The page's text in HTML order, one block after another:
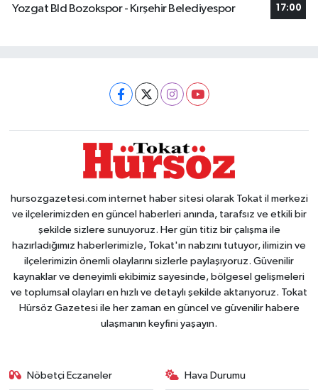
Yozgat Bld Bozokspor - Kırşehir Belediyespor 17:00
hursozgazetesi.com internet haber sitesi olarak Tokat il merkezi
ve ilçelerimizden en güncel haberleri anında, tarafsız ve etkili bir
şekilde sizlere sunuyoruz. Her gün titiz bir çalışma ile
hazırladığımız haberlerimizle, Tokat'ın nabzını tutuyor, ilimizin ve
ilçelerimizin önemli olaylarını sizlerle paylaşıyoruz. Güvenilir
kaynaklar ve deneyimli ekibimiz sayesinde, bölgesel gelişmeleri
ve toplumsal olayları en hızlı ve detaylı şekilde aktarıyoruz. Tokat
Hürsöz Gazetesi ile her zaman en güncel ve güvenilir habere
ulaşmanın keyfini yaşayın.
Nöbetçi Eczaneler Hava Durumu